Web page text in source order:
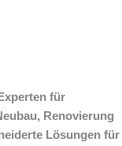
für
Renovierung
Lösungen für